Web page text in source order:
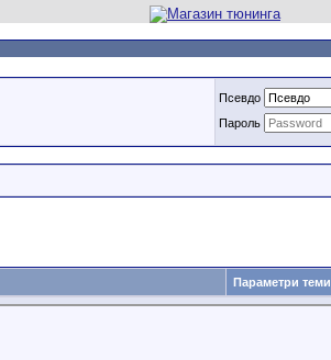
Псевдо
Пароль
Параметри теми